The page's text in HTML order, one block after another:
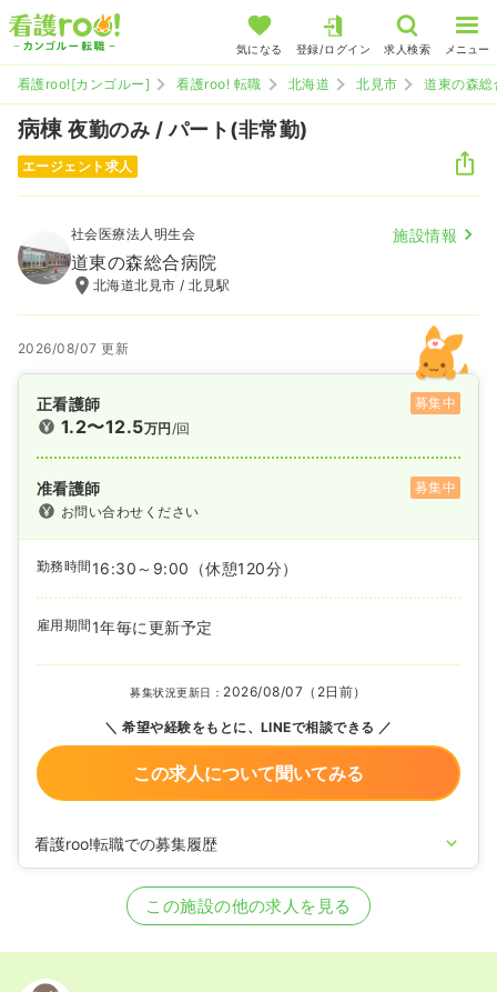
気になる 登録/ログイン 求人検索 メニュー
看護roo![カンゴルー] 看護roo! 転職 北海道 北見市 道東の森総
病棟夜勤のみ / パート(非常勤)
エージェント求人
社会医療法人明生会 施設情報
道東の森総合病院
北海道北見市 / 北見駅
2026/08/07 更新
正看護師 募集中
1.2〜12.5万円/回
准看護師
募集中
お問い合わせください
勤務時間 16:30～9:00 （休憩120分）
雇用期間 1年毎に更新予定
募集状況更新日： 2026/08/07（2日前）
希望や経験をもとに、LINEで相談できる
この求人について聞いてみる
看護roo!転職での募集履歴
この施設の他の求人を見る